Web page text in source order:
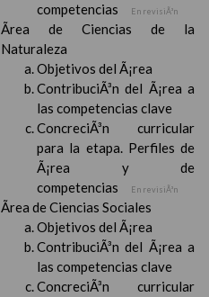
competencias
En revisiÃ³n
Ãrea de Ciencias de la
Naturaleza
Objetivos del Ã¡rea
ContribuciÃ³n del Ã¡rea a
las competencias clave
ConcreciÃ³n curricular
para la etapa. Perfiles de
Ã¡rea y de
competencias
En revisiÃ³n
Ãrea de Ciencias Sociales
Objetivos del Ã¡rea
ContribuciÃ³n del Ã¡rea a
las competencias clave
ConcreciÃ³n curricular